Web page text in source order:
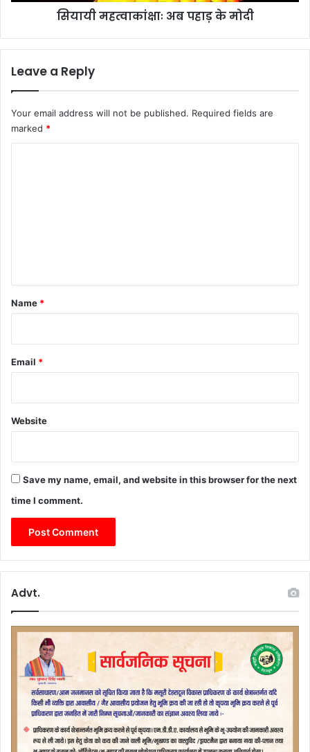
सियायी महत्वाकांक्षाः अब पहाड़ के मोदी
Leave a Reply
Your email address will not be published. Required fields are
marked *
*
Name *
Email *
Website
Save my name, email, and website in this browser for the next
time I comment.
Advt.